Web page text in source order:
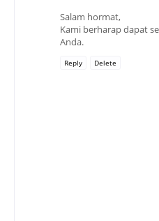
Salam hormat,
Kami berharap dapat
Anda.
Reply Delete